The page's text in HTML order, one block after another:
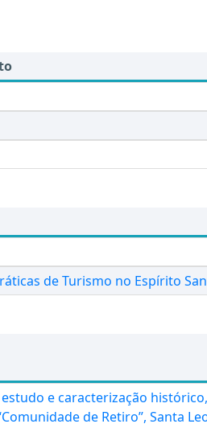
de Turismo no Espírito
e caracterização
de Retiro”, Santa